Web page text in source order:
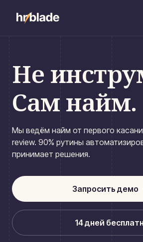
Не
Сам найм.
Мы ведём найм от первого
review. 90% рутины
принимает решения.
Запросить демо
14 дней